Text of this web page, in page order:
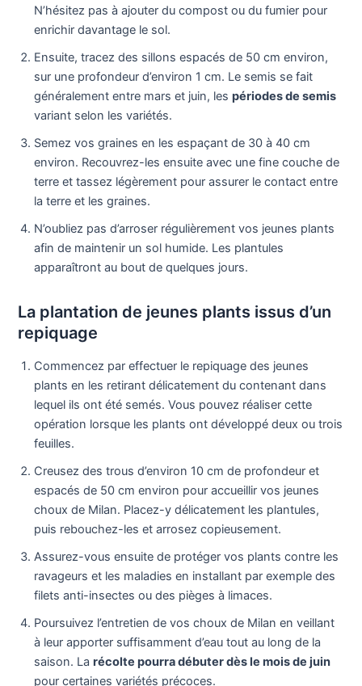
N’hésitez pas à ajouter du compost ou du fumier pour
enrichir davantage le sol.
Ensuite, tracez des sillons espacés de 50 cm environ,
sur une profondeur d’environ 1 cm. Le semis se fait
généralement entre mars et juin, lespériodes de semis
variant selon les variétés.
Semez vos graines en les espaçant de 30 à 40 cm
environ. Recouvrez-les ensuite avec une fine couche de
terre et tassez légèrement pour assurer le contact entre
la terre et les graines.
N’oubliez pas d’arroser régulièrement vos jeunes plants
afin de maintenir un sol humide. Les plantules
apparaîtront au bout de quelques jours.
La plantation de jeunes plants issus d’un
repiquage
Commencez par effectuer le repiquage des jeunes
plants en les retirant délicatement du contenant dans
lequel ils ont été semés. Vous pouvez réaliser cette
opération lorsque les plants ont développé deux ou trois
feuilles.
Creusez des trous d’environ 10 cm de profondeur et
espacés de 50 cm environ pour accueillir vos jeunes
choux de Milan. Placez-y délicatement les plantules,
puis rebouchez-les et arrosez copieusement.
Assurez-vous ensuite de protéger vos plants contre les
ravageurs et les maladies en installant par exemple des
filets anti-insectes ou des pièges à limaces.
Poursuivez l’entretien de vos choux de Milan en veillant
à leur apporter suffisamment d’eau tout au long de la
saison. Larécolte pourra débuter dès le mois de juin
pour certaines variétés précoces.